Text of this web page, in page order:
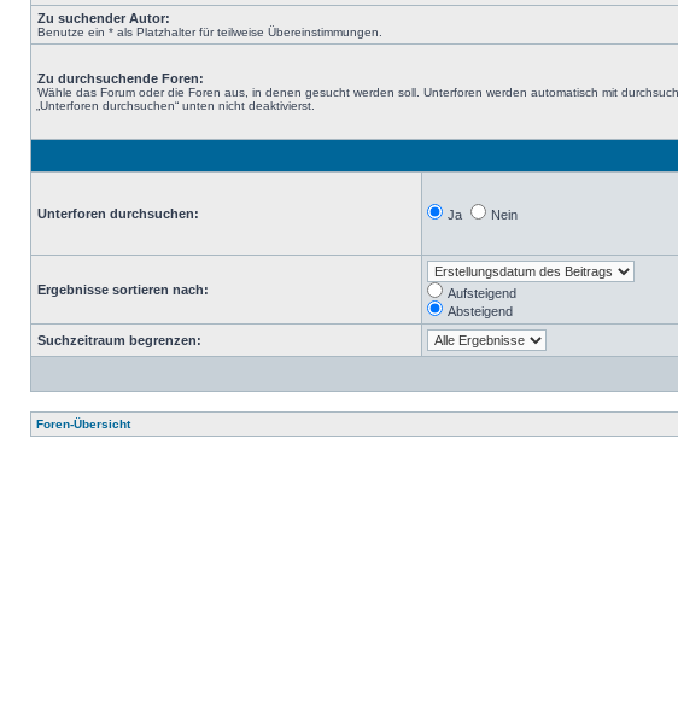
Zu suchender Autor:
Benutze ein * als Platzhalter für teilweise Übereinstimmungen.
Zu durchsuchende Foren:
Wähle das Forum oder die Foren aus, in denen gesucht werden soll. Unterforen werden automatisch mit
„Unterforen durchsuchen“ unten nicht deaktivierst.
Unterforen durchsuchen: Ja Nein
Ergebnisse sortieren nach:
Aufsteigend
Absteigend
Suchzeitraum begrenzen:
Foren-Übersicht